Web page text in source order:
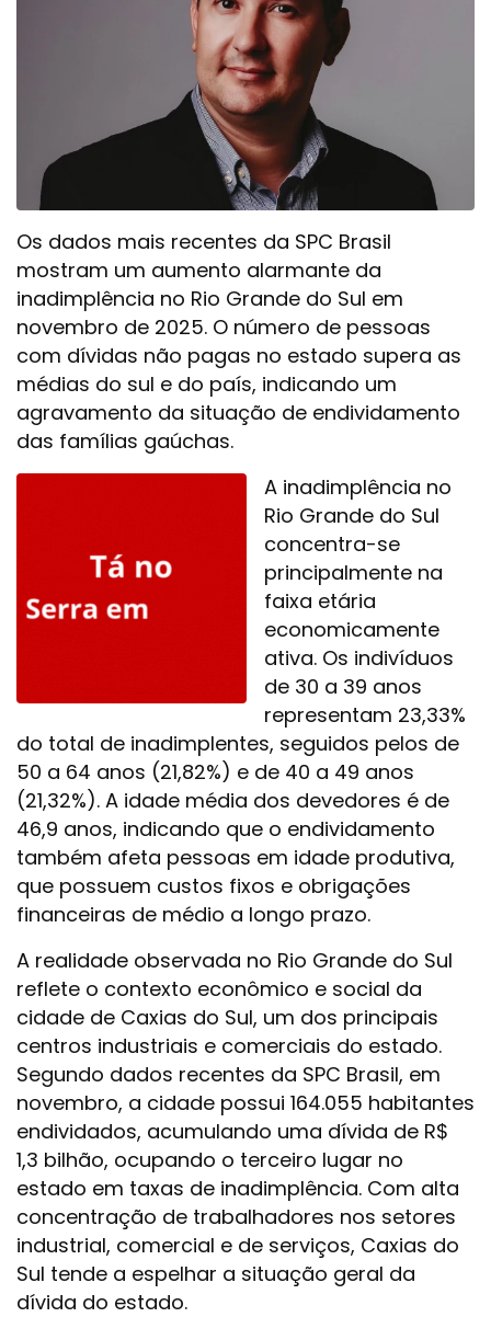
Os dados mais recentes da SPC Brasil
mostram um aumento alarmante da
inadimplência no Rio Grande do Sul em
novembro de 2025. O número de pessoas
com dívidas não pagas no estado supera as
médias do sul e do país, indicando um
agravamento da situação de endividamento
das famílias gaúchas.
A inadimplência no
Rio Grande do Sul
concentra-se
principalmente na
faixa etária
economicamente
ativa. Os indivíduos
de 30 a 39 anos
representam 23,33%
do total de inadimplentes, seguidos pelos de
50 a 64 anos (21,82%) e de 40 a 49 anos
(21,32%). A idade média dos devedores é de
46,9 anos, indicando que o endividamento
também afeta pessoas em idade produtiva,
que possuem custos fixos e obrigações
financeiras de médio a longo prazo.
A realidade observada no Rio Grande do Sul
reflete o contexto econômico e social da
cidade de Caxias do Sul, um dos principais
centros industriais e comerciais do estado.
Segundo dados recentes da SPC Brasil, em
novembro, a cidade possui 164.055 habitantes
endividados, acumulando uma dívida de R$
1,3 bilhão, ocupando o terceiro lugar no
estado em taxas de inadimplência. Com alta
concentração de trabalhadores nos setores
industrial, comercial e de serviços, Caxias do
Sul tende a espelhar a situação geral da
dívida do estado.